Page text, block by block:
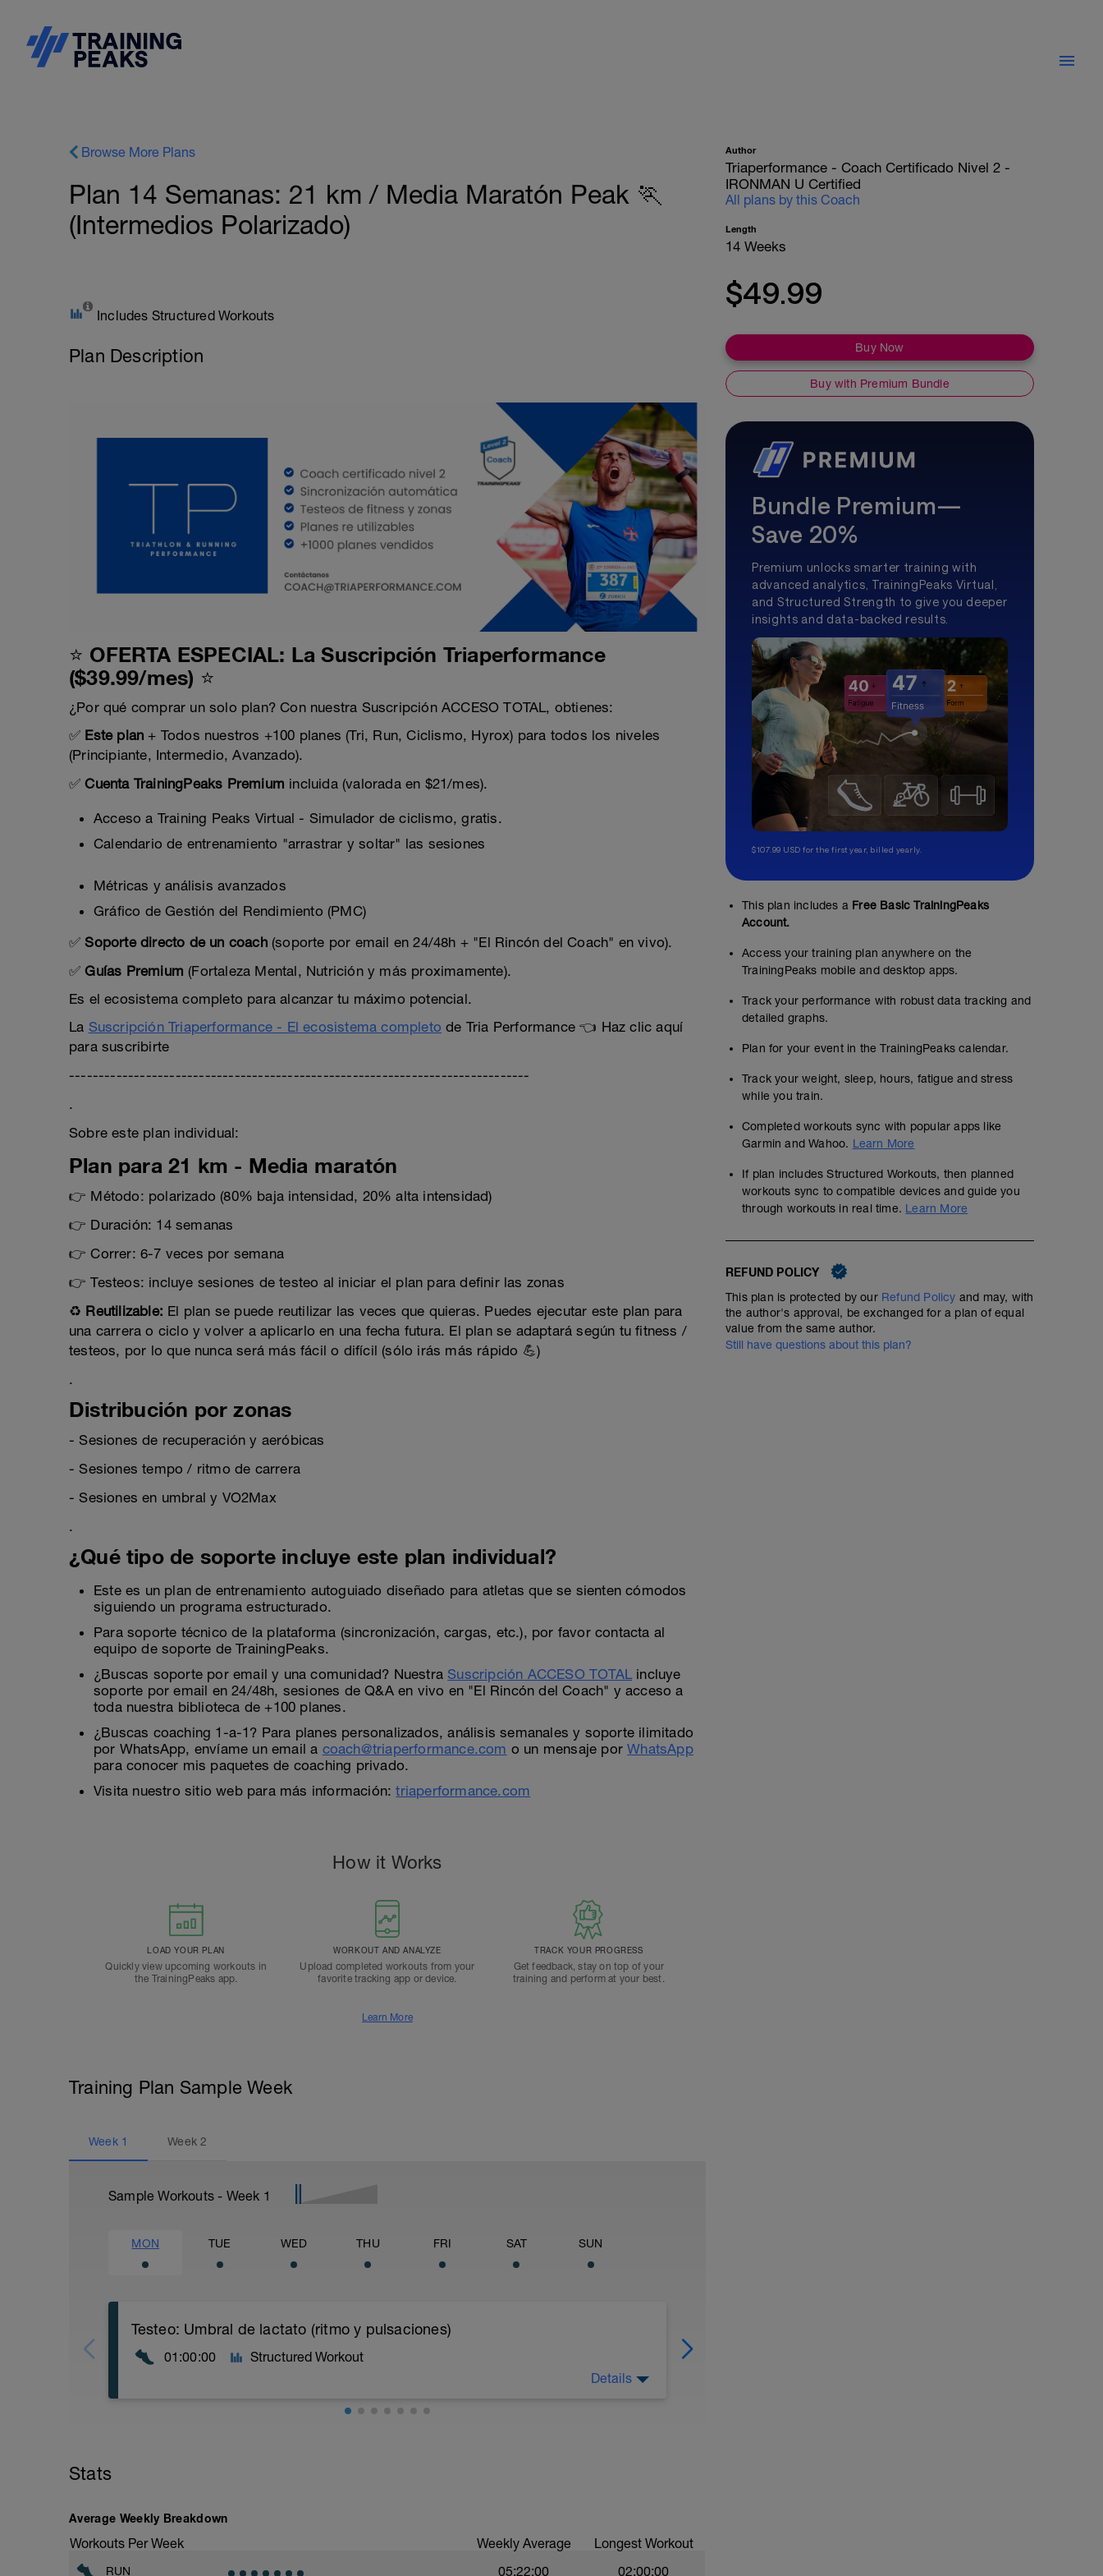
Browse More Plans
Plan 14 Semanas: 21 km / Media Maratón Peak 🏃
(Intermedios Polarizado)
Includes Structured Workouts
Plan Description
⭐ OFERTA ESPECIAL: La Suscripción Triaperformance
($39.99/mes) ⭐
¿Por qué comprar un solo plan? Con nuestra Suscripción ACCESO TOTAL, obtienes:
✅ Este plan + Todos nuestros +100 planes (Tri, Run, Ciclismo, Hyrox) para todos los niveles
(Principiante, Intermedio, Avanzado).
✅Cuenta TrainingPeaks Premium incluida (valorada en $21/mes).
Acceso a Training Peaks Virtual - Simulador de ciclismo, gratis.
Calendario de entrenamiento "arrastrar y soltar" las sesiones
Métricas y análisis avanzados
Gráfico de Gestión del Rendimiento (PMC)
✅Soporte directo de un coach(soporte por email en 24/48h + "El Rincón del Coach" en vivo).
✅Guías Premium (Fortaleza Mental, Nutrición y más proximamente).
Es el ecosistema completo para alcanzar tu máximo potencial.
La Suscripción Triaperformance - El ecosistema completo de Tria Performance 👈 Haz clic aquí
para suscribirte
------------------------------------------------------------------------------
.
Sobre este plan individual:
Plan para 21 km - Media maratón
👉 Método: polarizado (80% baja intensidad, 20% alta intensidad)
👉 Duración: 14 semanas
👉 Correr: 6-7 veces por semana
👉 Testeos: incluye sesiones de testeo al iniciar el plan para definir las zonas
♻️ Reutilizable: El plan se puede reutilizar las veces que quieras. Puedes ejecutar este plan para
una carrera o ciclo y volver a aplicarlo en una fecha futura. El plan se adaptará según tu fitness /
testeos, por lo que nunca será más fácil o difícil (sólo irás más rápido 💪)
.
Distribución por zonas
- Sesiones de recuperación y aeróbicas
- Sesiones tempo / ritmo de carrera
- Sesiones en umbral y VO2Max
.
¿Qué tipo de soporte incluye este plan individual?
Este es un plan de entrenamiento autoguiado diseñado para atletas que se sienten cómodos
siguiendo un programa estructurado.
Para soporte técnico de la plataforma (sincronización, cargas, etc.), por favor contacta al
equipo de soporte de TrainingPeaks.
¿Buscas soporte por email y una comunidad? NuestraSuscripción ACCESO TOTALincluye
soporte por email en 24/48h, sesiones de Q&A en vivo en "El Rincón del Coach" y acceso a
toda nuestra biblioteca de +100 planes.
¿Buscas coaching 1-a-1? Para planes personalizados, análisis semanales y soporte ilimitado
por WhatsApp, envíame un email a coach@triaperformance.com o un mensaje porWhatsApp
para conocer mis paquetes de coaching privado.
Visita nuestro sitio web para más información:triaperformance.com
How it Works
LOAD YOUR PLAN
Quickly view upcoming workouts in
the TrainingPeaks app.
WORKOUT AND ANALYZE
Upload completed workouts from your
favorite tracking app or device.
TRACK YOUR PROGRESS
Get feedback, stay on top of your
training and perform at your best.
Learn More
Training Plan Sample Week
Week 1 Week2
Sample Workouts - Week 1
MON TUE WED THU FRI SAT SUN
Testeo: Umbral de lactato (ritmo y pulsaciones)
01:00:00 Structured Workout
Para determinar tu ritmo y frecuencia cardíaca del umbral de lactato, sigue estos
Details
Stats
Average Weekly Breakdown
Workouts Per Week Weekly Average Longest Workout
RUN 05:22:00 02:00:00
Author
Triaperformance - Coach Certificado Nivel 2 -
IRONMAN U Certified
All plans by this Coach
Length
14 Weeks
$49.99
Buy Now
Buy with Premium Bundle
Bundle Premium—
Save 20%
Premium unlocks smarter training with
advanced analytics, TrainingPeaks Virtual,
and Structured Strength to give you deeper
insights and data-backed results.
$107.99 USD for the first year, billed yearly.
This plan includes a Free Basic TrainingPeaks
Account.
Access your training plan anywhere on the
TrainingPeaks mobile and desktop apps.
Track your performance with robust data tracking and
detailed graphs.
Plan for your event in the TrainingPeaks calendar.
Track your weight, sleep, hours, fatigue and stress
while you train.
Completed workouts sync with popular apps like
Garmin and Wahoo. Learn More
If plan includes Structured Workouts, then planned
workouts sync to compatible devices and guide you
through workouts in real time. Learn More
REFUND POLICY
This plan is protected by our Refund Policy and may, with
the author's approval, be exchanged for a plan of equal
value from the same author.
Still have questions about this plan?